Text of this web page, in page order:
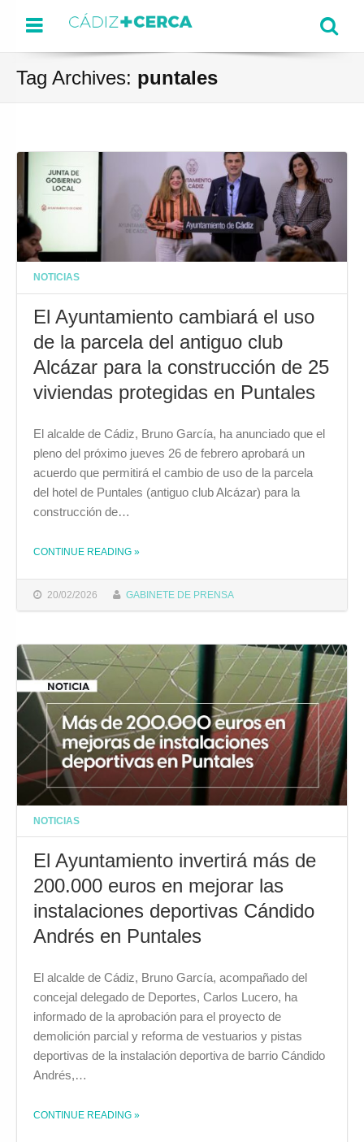
Menu
Tag Archives: puntales
NOTICIAS
El Ayuntamiento cambiará el uso
de la parcela del antiguo club
Alcázar para la construcción de 25
viviendas protegidas en Puntales
20/02/2026 GABINETE DE PRENSA
El alcalde de Cádiz, Bruno García, ha anunciado que el
pleno del próximo jueves 26 de febrero aprobará un
acuerdo que permitirá el cambio de uso de la parcela
del hotel de Puntales (antiguo club Alcázar) para la
construcción de…
CONTINUE READING »
NOTICIAS
El Ayuntamiento invertirá más de
200.000 euros en mejorar las
instalaciones deportivas Cándido
Andrés en Puntales
El alcalde de Cádiz, Bruno García, acompañado del
concejal delegado de Deportes, Carlos Lucero, ha
informado de la aprobación para el proyecto de
demolición parcial y reforma de vestuarios y pistas
deportivas de la instalación deportiva de barrio Cándido
Andrés,…
CONTINUE READING THE "EL AYUNTAMIENTO INVERTIRÁ MÁS DE 200.000 EUROS EN MEJORAR LAS INSTALACIONES DEPORTIVAS CÁNDIDO ANDRÉS EN PUNTALES"
»